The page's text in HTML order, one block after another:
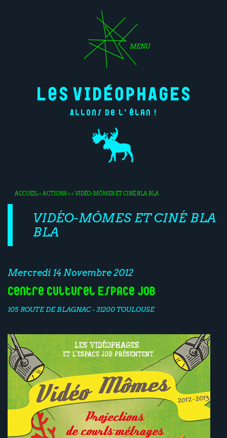
MENU
Allons de l'élan !
ACCUEIL<ACTIONS< < VIDÉO-MÔMES ET CINÉ BLA BLA
VIDÉO-MÔMES ET CINÉ BLA
BLA
Mercredi 14 Novembre 2012
Centre culturel Espace Job
105 ROUTE DE BLAGNAC - 31200 TOULOUSE